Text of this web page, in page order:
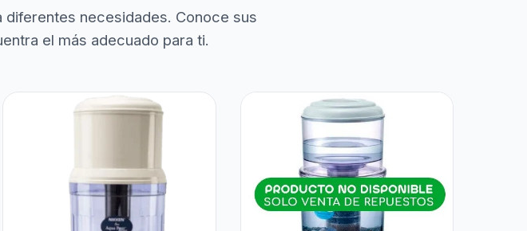
diferentes necesidades. Conoce sus
el más adecuado para ti.